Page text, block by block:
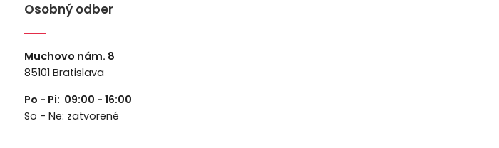
Osobný odber
Muchovo nám. 8
85101 Bratislava
Po - Pi: 09:00 - 16:00
So - Ne: zatvorené